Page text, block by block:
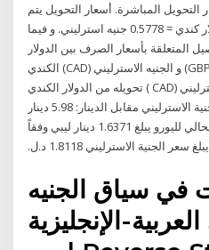
المباشرة. أسعار التحويل يتم
تحديثها كل 15 دقيقة تقريبا. 1 دولار كندي = 0.5778 جنيه استرليني. و فيما
المتعلقة بأسعار الصرف بين الدولار
الكندي (CAD) و الجنيه الاسترليني (GBP). ادخل المبلغ الذي ترغب في
تحويله من الدولار الكندي ( CAD) الى الجنيه الاسترليني ( GBP )، التحويل
يتم تلقائيا مع الادخال. سعر الجنية الاسترليني مقابل الدينار: 5.98 دينار
ليبي يشار إلى أن السعر الحالي لليورو يبلغ 1.6371 د‫ينار ليبي وفقاً
الجنية الاسترليني 1.8118 د‫.‬ل.
في سياق الجنيه
الإنجليزية